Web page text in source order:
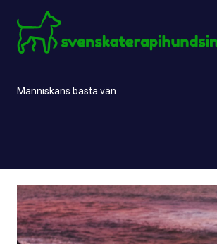
content
Människans bästa vän